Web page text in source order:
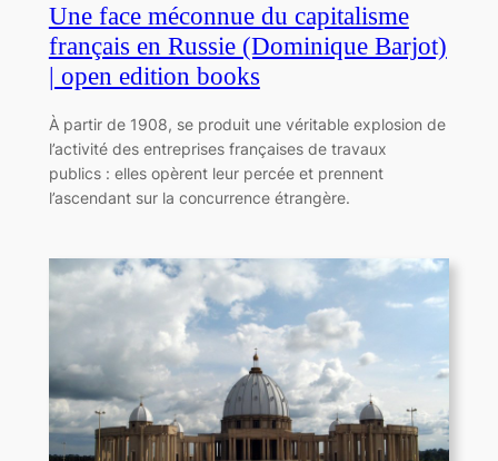
Une face méconnue du capitalisme
français en Russie (Dominique Barjot)
| open edition books
À partir de 1908, se produit une véritable explosion de
l’activité des entreprises françaises de travaux
publics : elles opèrent leur percée et prennent
l’ascendant sur la concurrence étrangère.